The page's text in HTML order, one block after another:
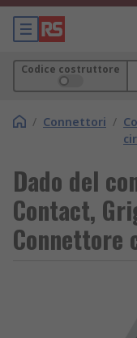
Codice costruttore
/ Connettori /
Dado del
Contact,
Connettore